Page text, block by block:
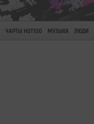
ЧАРТЫ HOT100 МУЗЫКА ЛЮДИ